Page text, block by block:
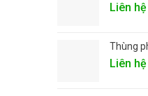
Liên hệ
Thùng
Liên hệ